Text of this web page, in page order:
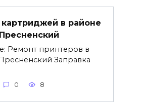
картриджей в районе
Пресненский
Ремонт принтеров в
Заправка
0 8